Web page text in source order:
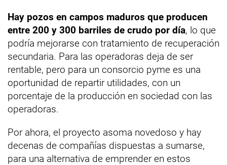
Hay pozos en campos maduros que producen
entre 200 y 300 barriles de crudo por día, lo que
podría mejorarse con tratamiento de recuperación
secundaria. Para las operadoras deja de ser
rentable, pero para un consorcio pyme es una
oportunidad de repartir utilidades, con un
porcentaje de la producción en sociedad con las
operadoras.
Por ahora, el proyecto asoma novedoso y hay
decenas de compañías dispuestas a sumarse,
para una alternativa de emprender en estos